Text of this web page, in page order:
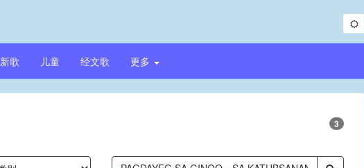
新歌 儿童 经文歌 更多
3